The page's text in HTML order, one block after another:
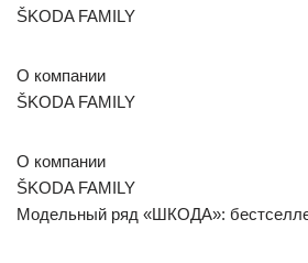
ŠKODA FAMILY
О компании
ŠKODA FAMILY
О компании
ŠKODA FAMILY
Модельный ряд «ШКОДА»: